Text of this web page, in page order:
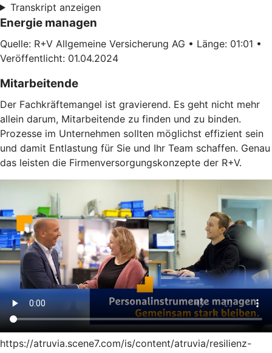
Transkript anzeigen
Energie managen
Quelle: R+V Allgemeine Versicherung AG • Länge: 01:01 •
Veröffentlicht: 01.04.2024
Mitarbeitende
Der Fachkräftemangel ist gravierend. Es geht nicht mehr
allein darum, Mitarbeitende zu finden und zu binden.
Prozesse im Unternehmen sollten möglichst effizient sein
und damit Entlastung für Sie und Ihr Team schaffen. Genau
das leisten die Firmenversorgungskonzepte der R+V.
https://atruvia.scene7.com/is/content/atruvia/resilienz-